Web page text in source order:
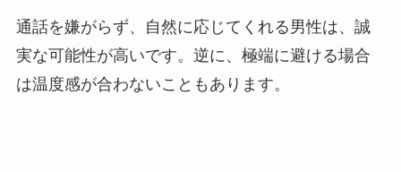
通話を嫌がらず、自然に応じてくれる男性は、誠
実な可能性が高いです。逆に、極端に避ける場合
は温度感が合わないこともあります。